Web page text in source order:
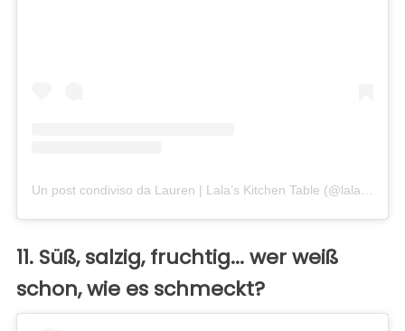
11. Süß, salzig, fruchtig... wer weiß
schon, wie es schmeckt?